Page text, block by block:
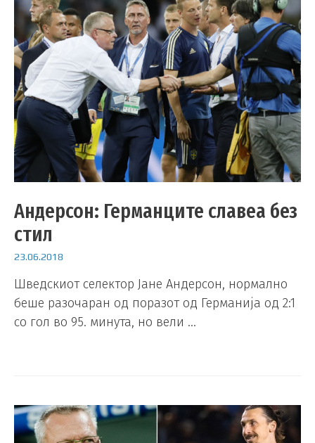
Андерсон: Германците славеа без
стил
23.06.2018
Шведскиот селектор Јане Андерсон, нормално
беше разочаран од поразот од Германија од 2:1
со гол во 95. минута, но вели …